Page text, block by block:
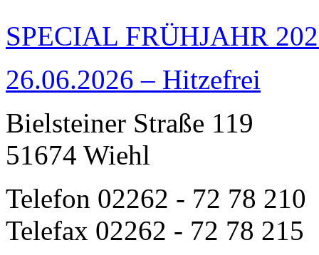
SPECIAL FRÜHJAHR
26.06.2026 – Hitzefrei
Bielsteiner Straße 119
51674 Wiehl
Telefon 02262 - 72 78 210
Telefax 02262 - 72 78 215